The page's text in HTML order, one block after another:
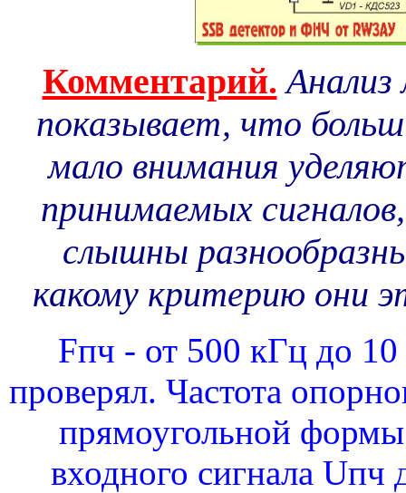
Комментарий. Анализ
показывает, что
мало внимания
принимаемых
слышны
какому критерию они
Fпч - от 500 кГц до
проверял. Частота
прямоугольной
входного сигнала